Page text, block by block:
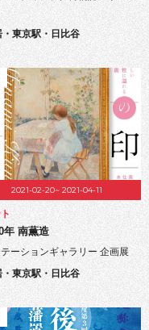
・東京駅・日比谷
2021-02-20~ 2021-04-11
年 南薫造
ーションギャラリー 企画展
・東京駅・日比谷